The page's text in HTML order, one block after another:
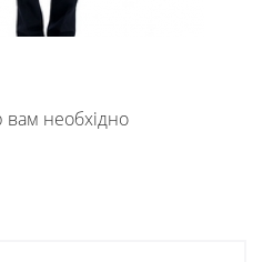
необхідно